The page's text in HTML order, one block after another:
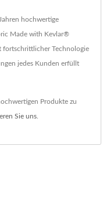
hochwertige
Made with Kevlar®
fortschrittlicher Technologie
jedes Kunden erfüllt
Produkte zu
Sie uns